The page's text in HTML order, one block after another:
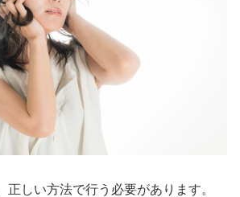
正しい方法で行う必要があります。